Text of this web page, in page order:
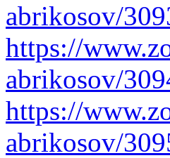
abrikosov/
https://
abrikosov/
https://
abrikosov/